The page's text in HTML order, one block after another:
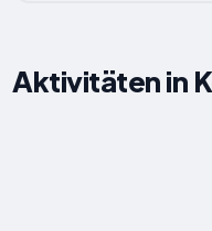
Aktivitäten in